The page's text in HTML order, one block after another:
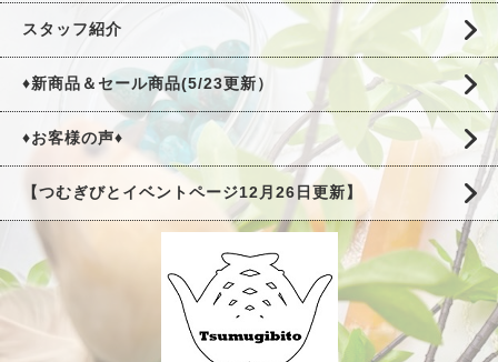
スタッフ紹介
♦新商品＆セール商品(5/23更新）
♦お客様の声♦
【つむぎびとイベントページ12月26日更新】